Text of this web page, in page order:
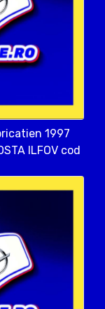
1997
ILFOV cod